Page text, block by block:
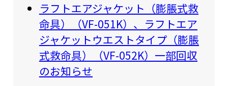
ラフトエアジャケット（膨脹式救
命具）（VF-051K）、ラフトエア
ジャケットウエストタイプ（膨脹
式救命具）（VF-052K）一部回収
のお知らせ